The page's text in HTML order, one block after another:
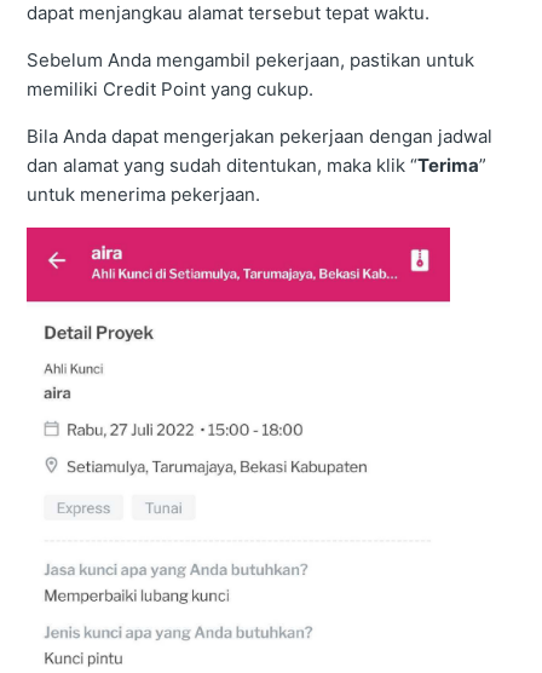
dapat menjangkau alamat tersebut tepat waktu.
Sebelum Anda mengambil pekerjaan, pastikan untuk
memiliki Credit Point yang cukup.
Bila Anda dapat mengerjakan pekerjaan dengan jadwal
dan alamat yang sudah ditentukan, maka klik “Terima”
untuk menerima pekerjaan.